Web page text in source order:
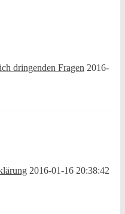
dringenden Fragen 2016-
2016-01-16 20:38:42